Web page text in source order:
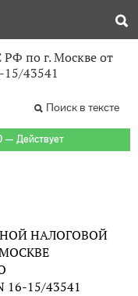
по г. Москве от
15/43541
Поиск в тексте
— Действует
НАЛОГОВОЙ
16-15/43541